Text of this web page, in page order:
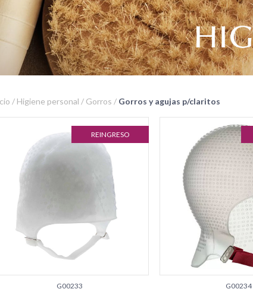
/ Higiene personal / Gorros / Gorros y agujas p/claritos
REINGRESO
G00233 G00234